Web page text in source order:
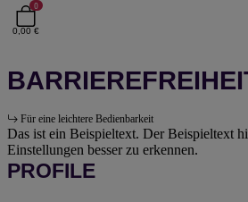
0
0,00 €
Für eine leichtere Bedienbarkeit
Das ist ein Beispieltext. Der Beispieltext
Einstellungen besser zu erkennen.
PROFILE